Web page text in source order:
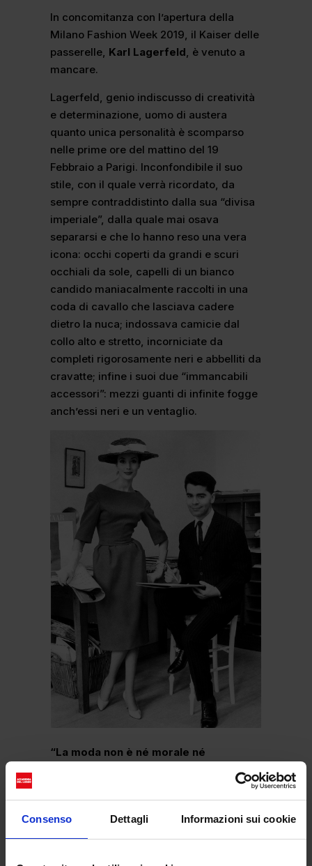
Consenso Dettagli Informazioni sui cookie
In concomitanza con l’apertura della
Milano Fashion Week 2019, il Kaiser delle
passerelle, Karl Lagerfeld, è venuto a
mancare.
Lagerfeld, genio indiscusso di creatività
e determinazione, uomo di austera
quanto unica personalità è scomparso
nelle prime ore del mattino del 19
Febbraio a Parigi. Inconfondibile il suo
stile, con il quale verrà ricordato, da
sempre contraddistinto dalla sua “divisa
imperiale”, dalla quale mai osava
separarsi e che lo hanno reso una vera
icona: occhi coperti da grandi e scuri
occhiali da sole, capelli di un bianco
candido maniacalmente raccolti in una
coda di cavallo che lasciava cadere
dietro la nuca; indossava camicie dal
collo alto e stretto, incorniciate da
completi rigorosamente neri e abbelliti da
cravatte; infine i suoi due “immancabili
accessori”: mezzi guanti di infinite fogge
anch’essi neri e un ventaglio.
“La moda non è né morale né
immorale” diceva “ma è fatta per tirare
: questa la chiave per far si
che la sua instancabile e ingegnosa
creatività non venisse mai meno.
Dopotutto è quello che ha fatto: Karl ha